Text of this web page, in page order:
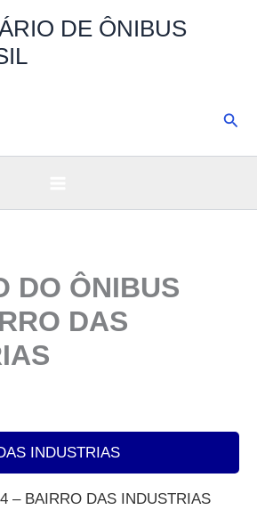
DE ÔNIBUS
DO ÔNIBUS
DAS
INDUSTRIAS
– BAIRRO DAS INDUSTRIAS